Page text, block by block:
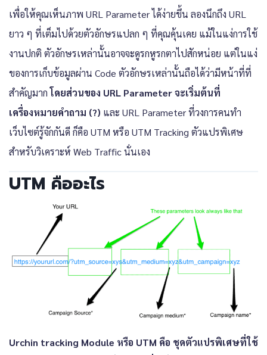
เพื่อให้คุณเห็นภาพ URL Parameter ได้ง่ายขึ้น ลองนึกถึง URL
ยาว ๆ ที่เต็มไปด้วยตัวอักษรแปลก ๆ ที่คุณคุ้นเคย แม้ในแง่การใช้
งานปกติ ตัวอักษรเหล่านั้นอาจจะดูรกหูรกตาไปสักหน่อย แต่ในแง่
ของการเก็บข้อมูลผ่าน Code ตัวอักษรเหล่านั้นถือได้ว่ามีหน้าที่ที่
สำคัญมากโดยส่วนของ URL Parameter จะเริ่มต้นที่
เครื่องหมายคำถาม (?) และ URL Parameter ที่วงการคนทำ
เว็บไซต์รู้จักกันดี ก็คือ UTM หรือ UTM Tracking ตัวแปรพิเศษ
สำหรับวิเคราะห์ Web Traffic นั่นเอง
UTM คืออะไร
Urchin tracking Module หรือ UTM คือ ชุดตัวแปรพิเศษที่ใช้